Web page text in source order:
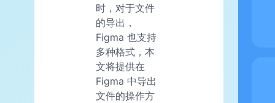
时，对于文件
的导出，
Figma 也支持
多种格式，本
文将提供在
Figma 中导出
文件的操作方